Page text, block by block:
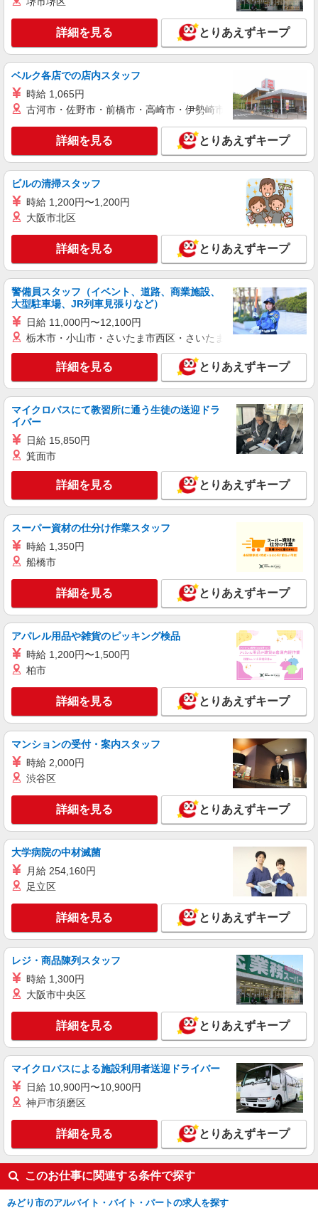
詳細を見る とりあえずキープ
ベルク各店での店内スタッフ
時給 1,065円
古河市・佐野市・前橋市・高崎市・伊勢崎市・太田市・館林市
詳細を見る とりあえずキープ
ビルの清掃スタッフ
時給 1,200円〜1,200円
大阪市北区
詳細を見る とりあえずキープ
警備員スタッフ（イベント、道路、商業施設、
大型駐車場、JR列車見張りなど）
日給 11,000円〜12,100円
栃木市・小山市・さいたま市西区・さいたま市岩槻区・久喜市・
詳細を見る とりあえずキープ
マイクロバスにて教習所に通う生徒の送迎ドラ
イバー
日給 15,850円
箕面市
詳細を見る とりあえずキープ
スーパー資材の仕分け作業スタッフ
時給 1,350円
船橋市
詳細を見る とりあえずキープ
アパレル用品や雑貨のピッキング検品
時給 1,200円〜1,500円
柏市
詳細を見る とりあえずキープ
マンションの受付・案内スタッフ
時給 2,000円
渋谷区
詳細を見る とりあえずキープ
大学病院の中材滅菌
月給 254,160円
足立区
詳細を見る とりあえずキープ
レジ・商品陳列スタッフ
時給 1,300円
大阪市中央区
詳細を見る とりあえずキープ
マイクロバスによる施設利用者送迎ドライバー
日給 10,900円〜10,900円
神戸市須磨区
詳細を見る とりあえずキープ
このお仕事に関連する条件で探す
みどり市のアルバイト・バイト・パートの求人を探す